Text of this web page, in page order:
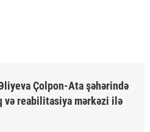
Çolpon-Ata şəhərində
və reabilitasiya mərkəzi ilə